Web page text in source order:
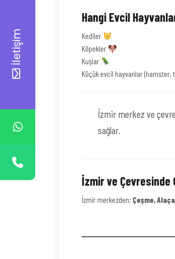
Hangi Evcil
Kediler
Köpekler
Kuşlar
Küçük evcil hayvanlar (hamster,
İzmir merkez ve
sağlar.
İzmir ve Çevresinde
İzmir merkezden; Çeşme,
İletişim